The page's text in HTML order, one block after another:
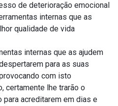
de deterioração emocional
internas que as
qualidade de vida
internas que as ajudem
para as suas
com isto
certamente lhe trarão o
acreditarem em dias e